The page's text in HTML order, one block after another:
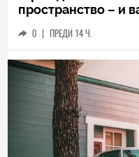
пространство – и
0 | ПРЕДИ 14 Ч.